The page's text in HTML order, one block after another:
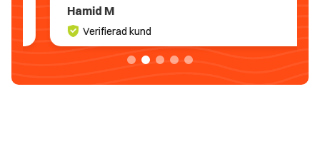
Hamid M
Verifierad kund